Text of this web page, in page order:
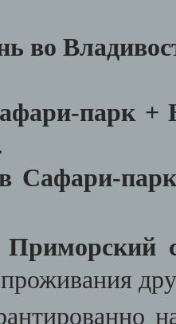
во
парк
в Сафари-